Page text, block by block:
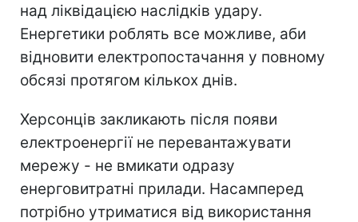
над ліквідацією наслідків удару.
Енергетики роблять все можливе, аби
відновити електропостачання у повному
обсязі протягом кількох днів.
Херсонців закликають після появи
електроенергії не перевантажувати
мережу - не вмикати одразу
енерговитратні прилади. Насамперед
потрібно утриматися від використання